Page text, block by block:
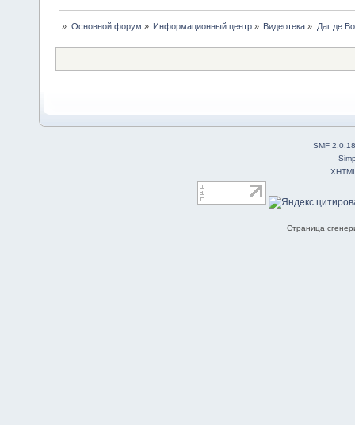
» Основной форум » Информационный центр» Видеотека » Даг де
SMF 2.0.18
Страница